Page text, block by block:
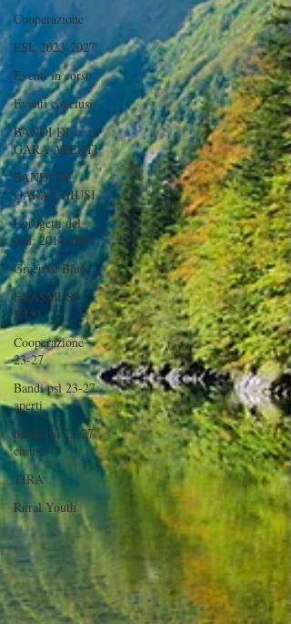
Cooperazione
PSL 2023-2027
Eventi in corso
Eventi conclusi
BANDI DI
GARA APERTI
BANDI DI
GARA CHIUSI
I progetti del
Gal: 2014-2020
Green & Blue
ERASMUS+ -
K154
Cooperazione
23-27
Bandi psl 23-27
aperti
bandi psl 23-27
chiusi
TIRA
Rural Youth